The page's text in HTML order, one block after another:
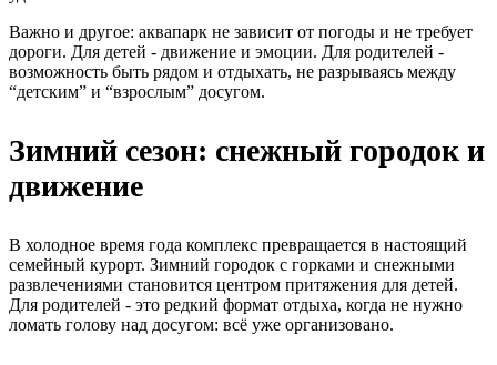
Важно и другое: аквапарк не зависит от погоды и не требует
дороги. Для детей - движение и эмоции. Для родителей -
возможность быть рядом и отдыхать, не разрываясь между
“детским” и “взрослым” досугом.
Зимний сезон: снежный городок и
движение
В холодное время года комплекс превращается в настоящий
семейный курорт. Зимний городок с горками и снежными
развлечениями становится центром притяжения для детей.
Для родителей - это редкий формат отдыха, когда не нужно
ломать голову над досугом: всё уже организовано.